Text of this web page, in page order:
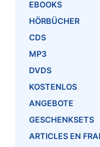
EBOOKS
HÖRBÜCHER
CDS
MP3
DVDS
KOSTENLOS
ANGEBOTE
GESCHENKSETS
ARTICLES EN